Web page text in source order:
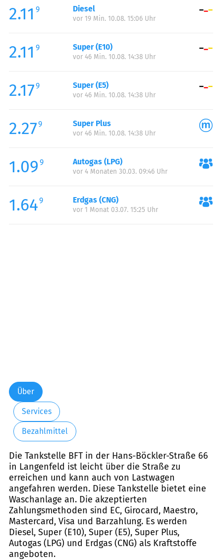
Mittwoch:
00:00-24:00
Donnerstag:
Samstag:
00:00-24:00
Sonntag:
2.11 9 Diesel
vor 19 Min. 10.08. 15:06 Uhr
2.11 9 Super (E10)
vor 46 Min. 10.08. 14:38 Uhr
2.179 Super (E5)
vor 46 Min. 10.08. 14:38 Uhr
2.279 Super Plus
vor 46 Min. 10.08. 14:38 Uhr
1.09 9 Autogas (LPG)
vor 4 Monaten 30.03. 09:46 Uhr
1.649 Erdgas (CNG)
vor 1 Monat 03.07. 15:25 Uhr
Über
Services
Bezahlmittel
Die Tankstelle BFT in der Hans-Böckler-Straße 66
in Langenfeld ist leicht über die Straße zu
erreichen und kann auch von Lastwagen
angefahren werden. Diese Tankstelle bietet eine
Waschanlage an. Die akzeptierten
Zahlungsmethoden sind EC, Girocard, Maestro,
Mastercard, Visa und Barzahlung. Es werden
Diesel, Super (E10), Super (E5), Super Plus,
Autogas (LPG) und Erdgas (CNG) als Kraftstoffe
angeboten.